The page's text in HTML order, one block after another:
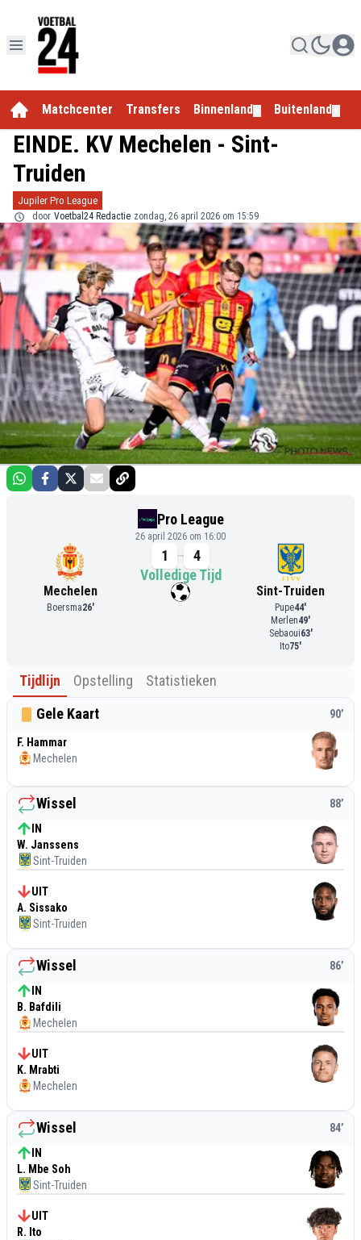
Matchcenter Transfers Binnenland Buitenland
EINDE. KV Mechelen - Sint-
Truiden
Jupiler Pro League
door Voetbal24 Redactie zondag, 26 april 2026 om 15:59
Pro League
26 april 2026 om 16:00
Mechelen
Boersma26'
1
4
Volledige Tijd
Sint-Truiden
Pupe44'
Merlen49'
Sebaoui63'
Ito75'
Tijdlijn Opstelling
Statistieken
Gele Kaart
90’
F. Hammar
Mechelen
Wissel 88’
IN
W. Janssens
Sint-Truiden
UIT
A. Sissako
Sint-Truiden
Wissel 86’
IN
B. Bafdili
Mechelen
UIT
K. Mrabti
Mechelen
Wissel 84’
IN
L. Mbe Soh
Sint-Truiden
UIT
R. Ito